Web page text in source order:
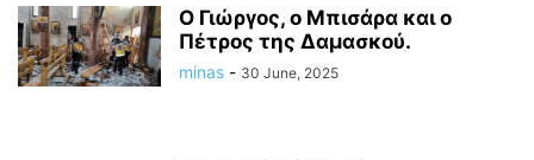
Ο Γιώργος, ο Μπισάρα και ο
Πέτρος της Δαμασκού.
minas - 30 June, 2025